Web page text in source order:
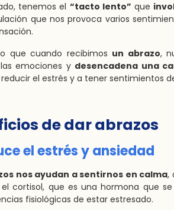
tenemos el “tacto lento” que
que nos provoca varios
que cuando recibimos un abrazo,
emociones y desencadena una
el estrés y a tener sentimientos
de dar abrazos
el estrés y ansiedad
nos ayudan a sentirnos en calma,
cortisol, que es una hormona que
fisiológicas de estar estresado.